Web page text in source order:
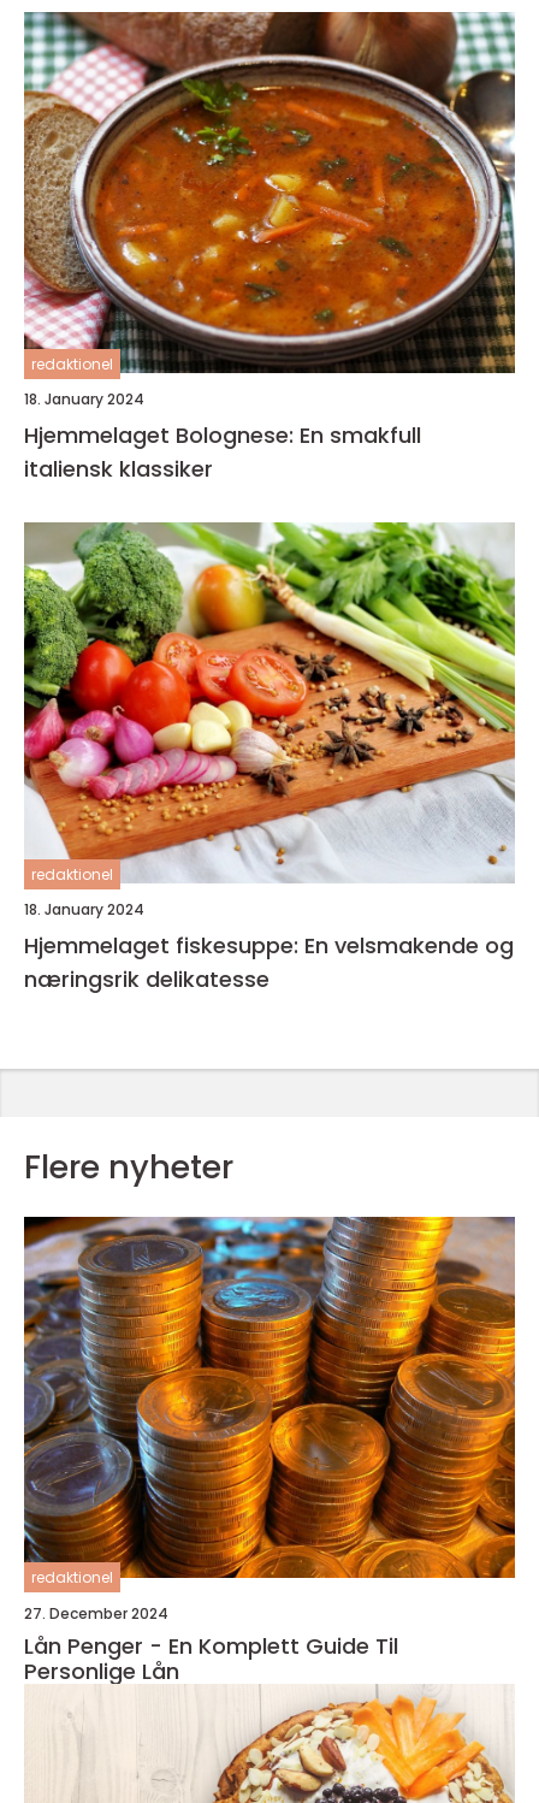
redaktionel
18. January 2024
Hjemmelaget Bolognese: En smakfull
italiensk klassiker
redaktionel
18. January 2024
Hjemmelaget fiskesuppe: En velsmakende og
næringsrik delikatesse
Flere nyheter
redaktionel
27. December 2024
Lån Penger - En Komplett Guide Til
Personlige Lån